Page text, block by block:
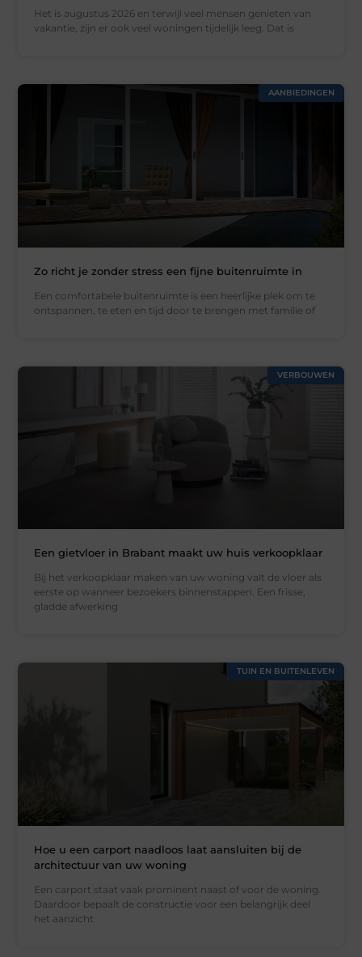
Het is augustus 2026 en terwijl veel mensen genieten van
vakantie, zijn er ook veel woningen tijdelijk leeg. Dat is
AANBIEDINGEN
Zo richt je zonder stress een fijne buitenruimte in
Een comfortabele buitenruimte is een heerlijke plek om te
ontspannen, te eten en tijd door te brengen met familie of
VERBOUWEN
Een gietvloer in Brabant maakt uw huis verkoopklaar
Bij het verkoopklaar maken van uw woning valt de vloer als
eerste op wanneer bezoekers binnenstappen. Een frisse,
gladde afwerking
TUIN EN BUITENLEVEN
Hoe u een carport naadloos laat aansluiten bij de
architectuur van uw woning
Een carport staat vaak prominent naast of voor de woning.
Daardoor bepaalt de constructie voor een belangrijk deel
het aanzicht